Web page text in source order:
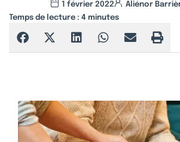
1 février 2022 Aliénor
Temps de lecture : 4 minutes